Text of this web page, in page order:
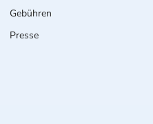
Gebühren
Presse